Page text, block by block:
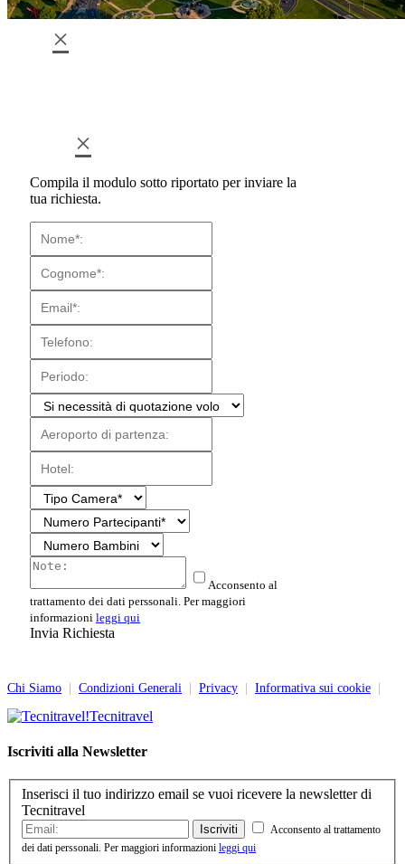
×
×
Compila il modulo sotto riportato per inviare la
tua richiesta.
Acconsento al
trattamento dei dati perssonali. Per maggiori
informazioni leggi qui
Invia Richiesta
Chi Siamo | Condizioni Generali | Privacy | Informativa sui cookie |
Tecnitravel
Iscriviti alla Newsletter
Inserisci il tuo indirizzo email se vuoi ricevere la newsletter di
Tecnitravel
Iscriviti
Acconsento al trattamento
dei dati perssonali. Per maggiori informazioni leggi qui